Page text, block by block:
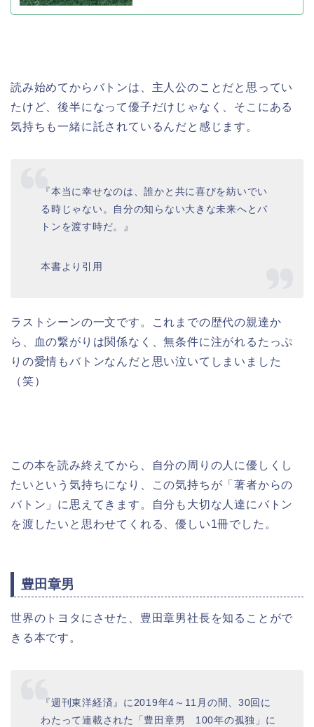
読み始めてからバトンは、主人公のことだと思ってい
たけど、後半になって優子だけじゃなく、そこにある
気持ちも一緒に託されているんだと感じます。
『本当に幸せなのは、誰かと共に喜びを紡いでい
る時じゃない。自分の知らない大きな未来へとバ
トンを渡す時だ。』
本書より引用
ラストシーンの一文です。これまでの歴代の親達か
ら、血の繋がりは関係なく、無条件に注がれるたっぷ
りの愛情もバトンなんだと思い泣いてしまいました
（笑）
この本を読み終えてから、自分の周りの人に優しくし
たいという気持ちになり、この気持ちが「著者からの
バトン」に思えてきます。自分も大切な人達にバトン
を渡したいと思わせてくれる、優しい1冊でした。
豊田章男
世界のトヨタにさせた、豊田章男社長を知ることがで
きる本です。
『週刊東洋経済』に2019年4～11月の間、30回に
わたって連載された「豊田章男 100年の孤独」に